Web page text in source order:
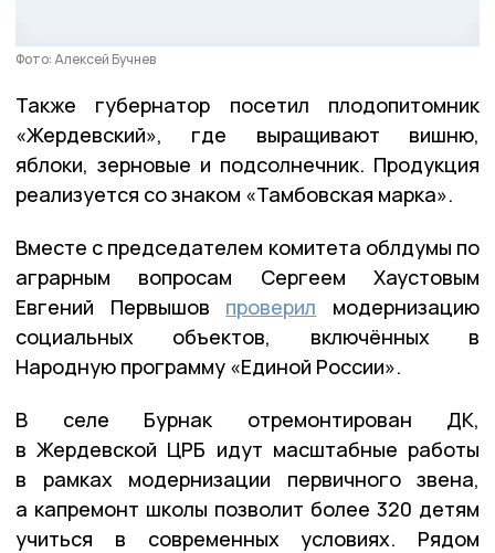
Фото: Алексей Бучнев
Также губернатор посетил плодопитомник
«Жердевский», где выращивают вишню,
яблоки, зерновые и подсолнечник. Продукция
реализуется со знаком «Тамбовская марка».
Вместе с председателем комитета облдумы по
аграрным вопросам Сергеем Хаустовым
Евгений Первышов проверил модернизацию
социальных объектов, включённых в
Народную программу «Единой России».
В селе Бурнак отремонтирован ДК,
в Жердевской ЦРБ идут масштабные работы
в рамках модернизации первичного звена,
а капремонт школы позволит более 320 детям
учиться в современных условиях. Рядом